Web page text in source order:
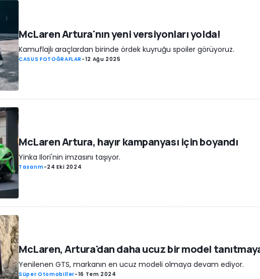
McLaren Artura'nın yeni versiyonları yolda!
Kamuflajlı araçlardan birinde ördek kuyruğu spoiler görüyoruz.
CASUS FOTOĞRAFLAR -12 Ağu 2025
McLaren Artura, hayır kampanyası için boyandı
Yinka Ilori'nin imzasını taşıyor.
Tasarım-24 Eki 2024
McLaren, Artura'dan daha ucuz bir model
Yenilenen GTS, markanın en ucuz modeli olmaya devam ediyor.
Süper Otomobiller-16 Tem 2024